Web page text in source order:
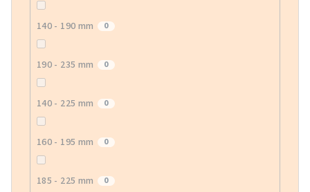
140 - 190 mm 0
190 - 235 mm 0
140 - 225 mm 0
160 - 195 mm 0
185 - 225 mm 0